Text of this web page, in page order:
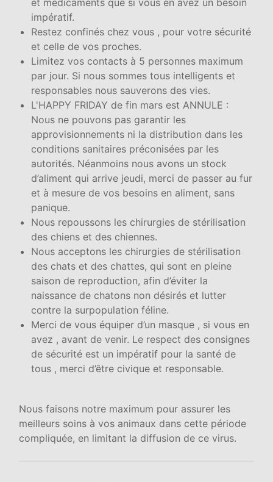
impératif.
Restez confinés chez vous , pour votre sécurité
et celle de vos proches.
Limitez vos contacts à 5 personnes maximum
par jour. Si nous sommes tous intelligents et
responsables nous sauverons des vies.
L'HAPPY FRIDAY de fin mars est ANNULE :
Nous ne pouvons pas garantir les
approvisionnements ni la distribution dans les
conditions sanitaires préconisées par les
autorités. Néanmoins nous avons un stock
d’aliment qui arrive jeudi, merci de passer au fur
et à mesure de vos besoins en aliment, sans
panique.
Nous repoussons les chirurgies de stérilisation
des chiens et des chiennes.
Nous acceptons les chirurgies de stérilisation
des chats et des chattes, qui sont en pleine
saison de reproduction, afin d’éviter la
naissance de chatons non désirés et lutter
contre la surpopulation féline.
Merci de vous équiper d’un masque , si vous en
avez , avant de venir. Le respect des consignes
de sécurité est un impératif pour la santé de
tous , merci d’être civique et responsable.
Nous faisons notre maximum pour assurer les
meilleurs soins à vos animaux dans cette période
compliquée, en limitant la diffusion de ce virus.